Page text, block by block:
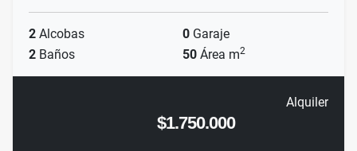
2 Alcobas 0 Garaje
2 Baños 50 Área m2
Alquiler
$1.750.000